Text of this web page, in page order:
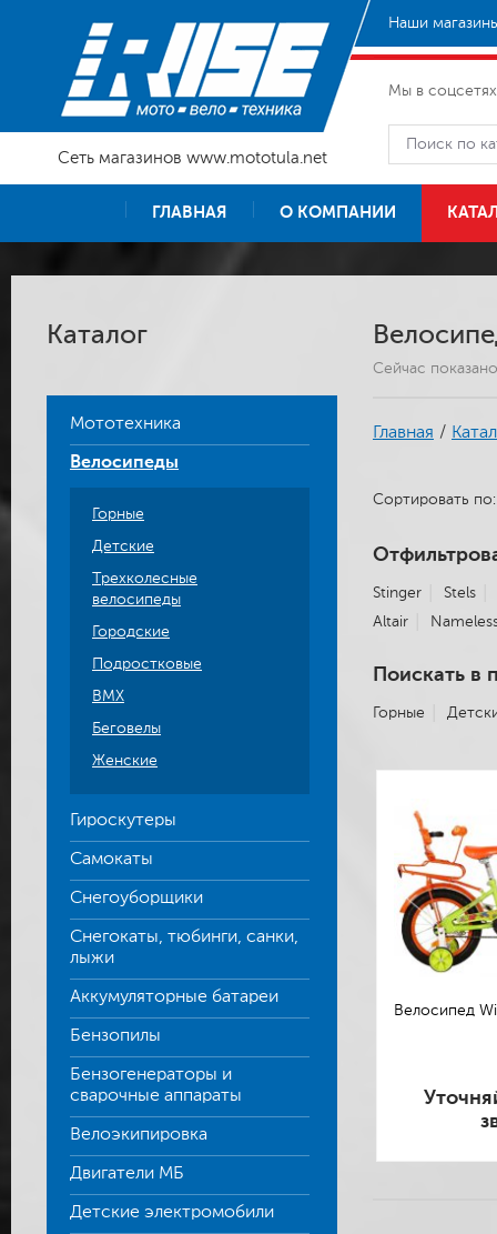
Сеть магазинов www.mototula.net
Наши
Мы в
ГЛАВНАЯ О КОМПАНИИ
Каталог
Мототехника
Велосипеды
Горные
Детские
Трехколесные
велосипеды
Городские
Подростковые
BMX
Беговелы
Женские
Гироскутеры
Самокаты
Снегоуборщики
Снегокаты, тюбинги, санки,
лыжи
Аккумуляторные батареи
Бензопилы
Бензогенераторы и
сварочные аппараты
Велоэкипировка
Двигатели МБ
Детские электромобили
Сейчас
Главная /
Сортировать
Stinger
Stels
Altair
Поискать в
Горные
Велосипед